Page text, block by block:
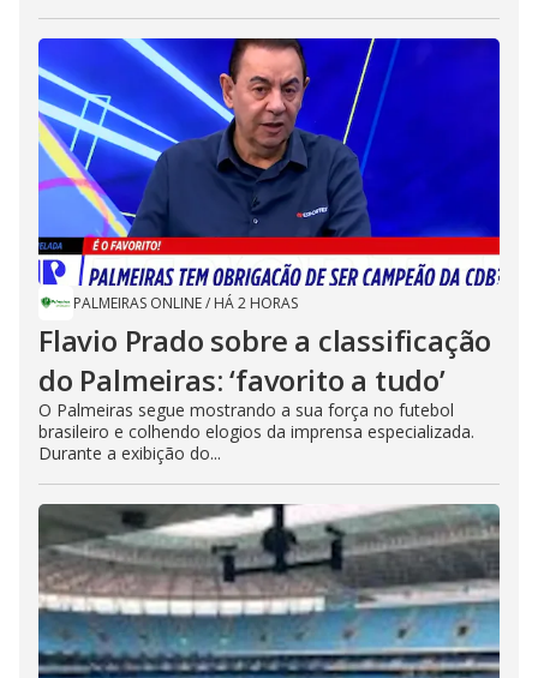
PALMEIRAS ONLINE/ HÁ 2 HORAS
Flavio Prado sobre a classificação
do Palmeiras: ‘favorito a tudo’
O Palmeiras segue mostrando a sua força no futebol
brasileiro e colhendo elogios da imprensa especializada.
Durante a exibição do...